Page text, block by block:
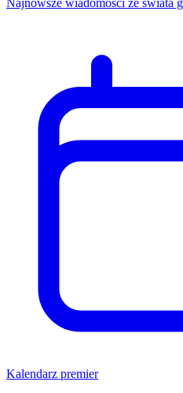
Najnowsze wiadomości ze świata
Kalendarz premier